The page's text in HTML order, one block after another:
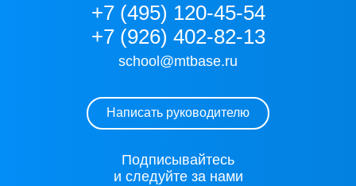
+7 (495) 120-45-54
+7 (926) 402-82-13
school@mtbase.ru
Написать руководителю
Подписывайтесь
и следуйте за нами